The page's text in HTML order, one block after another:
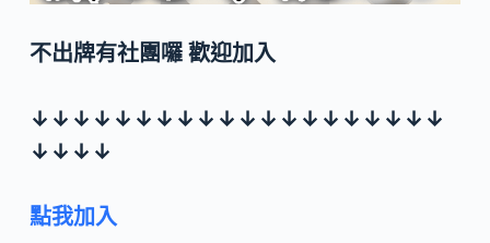
不出牌有社團囉 歡迎加入
↓↓↓↓↓↓↓↓↓↓↓↓↓↓↓↓↓↓↓↓
↓↓↓↓
點我加入